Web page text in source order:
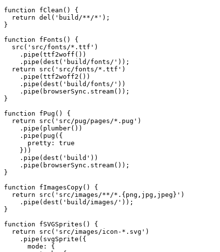
function fClean() {
  return del('build/**/*');
}
function fFonts() {
  src('src/fonts/*.ttf')
    .pipe(ttf2woff())
    .pipe(dest('build/fonts/'));
  return src('src/fonts/*.ttf')
    .pipe(ttf2woff2())
    .pipe(dest('build/fonts/'))
    .pipe(browserSync.stream());
}
function fPug() {
  return src('src/pug/pages/*.pug')
    .pipe(plumber())
    .pipe(pug({
      pretty: true
    }))
    .pipe(dest('build'))
    .pipe(browserSync.stream());
}
function fImagesCopy() {
  return src('src/images/**/*.{png,jpg,jpeg}')
    .pipe(dest('build/images/'));
}
function fSVGSprites() {
  return src('src/images/icon-*.svg')
    .pipe(svgSprite({
      mode: {